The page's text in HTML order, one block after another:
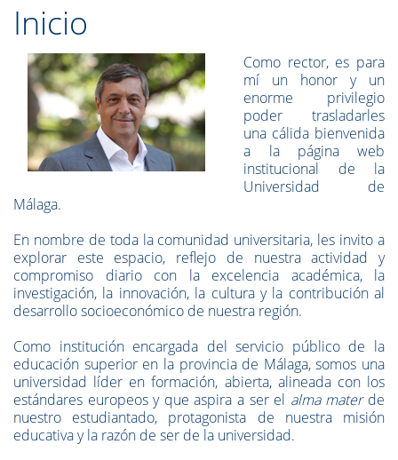
Inicio
Como rector, es para
mí un honor y un
enorme privilegio
poder trasladarles
una cálida bienvenida
a la página web
institucional de la
Universidad de
Málaga.
En nombre de toda la comunidad universitaria, les invito a
explorar este espacio, reflejo de nuestra actividad y
compromiso diario con la excelencia académica, la
investigación, la innovación, la cultura y la contribución al
desarrollo socioeconómico de nuestra región.
Como institución encargada del servicio público de la
educación superior en la provincia de Málaga, somos una
universidad líder en formación, abierta, alineada con los
estándares europeos y que aspira a ser el alma materde
nuestro estudiantado, protagonista de nuestra misión
educativa y la razón de ser de la universidad.